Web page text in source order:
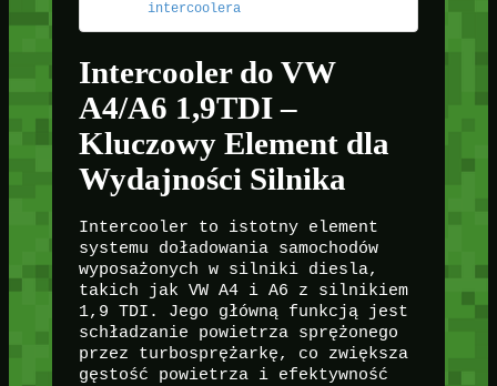
intercoolera
Intercooler do VW
A4/A6 1,9TDI –
Kluczowy Element dla
Wydajności Silnika
Intercooler to istotny element
systemu doładowania samochodów
wyposażonych w silniki diesla,
takich jak VW A4 i A6 z silnikiem
1,9 TDI. Jego główną funkcją jest
schładzanie powietrza sprężonego
przez turbosprężarkę, co zwiększa
gęstość powietrza i efektywność